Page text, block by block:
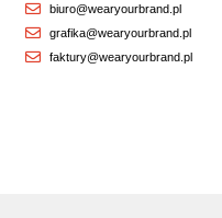
biuro@wearyourbrand.pl
grafika@wearyourbrand.pl
faktury@wearyourbrand.pl